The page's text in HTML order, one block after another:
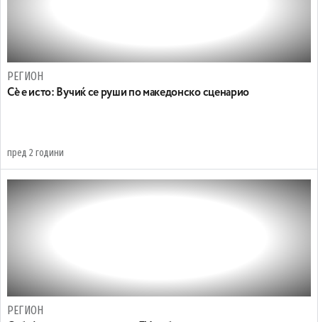
РЕГИОН
Сѐ е исто: Вучиќ се руши по македонско сценарио
пред 2 години
РЕГИОН